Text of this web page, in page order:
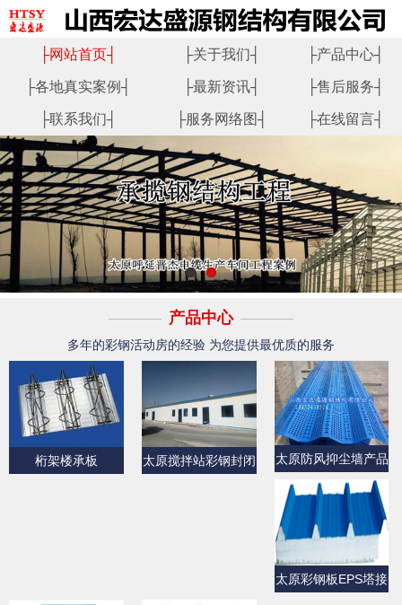
├网站首页┤ ├关于我们┤ ├产品中心┤
├各地真实案例┤ ├最新资讯┤ ├售后服务┤
├联系我们┤ ├服务网络图┤ ├在线留言┤
产品中心
多年的彩钢活动房的经验 为您提供最优质的服务
桁架楼承板
太原搅拌站彩钢封闭
太原防风抑尘墙产品
展示
太原彩钢板EPS塔接